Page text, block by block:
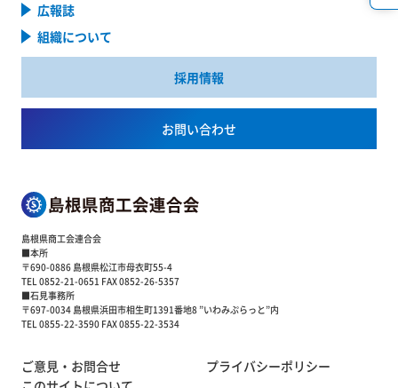
広報誌
組織について
採用情報
お問い合わせ
島根県商工会連合会
■本所
〒690-0886 島根県松江市母衣町55-4
TEL 0852-21-0651 FAX 0852-26-5357
■石見事務所
〒697-0034 島根県浜田市相生町1391番地8 ”いわみぷらっと”内
TEL 0855-22-3590 FAX 0855-22-3534
ご意見・お問合せ
プライバシーポリシー